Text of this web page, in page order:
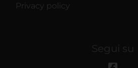
Privacy policy
Segui su